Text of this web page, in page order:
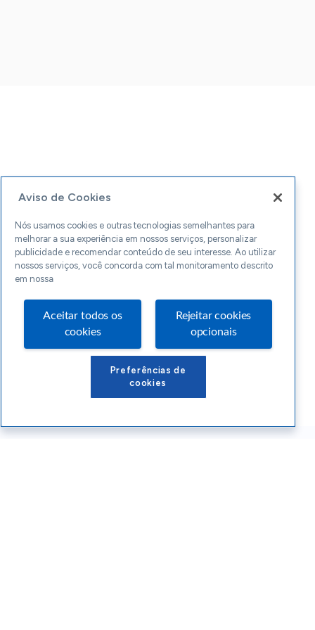
Aviso de Cookies
Nós usamos cookies e outras tecnologias semelhantes para
melhorar a sua experiência em nossos serviços, personalizar
publicidade e recomendar conteúdo de seu interesse. Ao utilizar
nossos serviços, você concorda com tal monitoramento descrito
em nossa
Aceitar todos os
cookies
Rejeitar cookies
opcionais
Preferências de
cookies